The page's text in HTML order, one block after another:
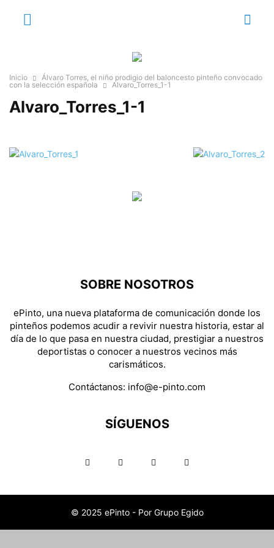
Inicio
Álvaro Torres, el niño prodigio del baloncesto pinteño convocado
con la selección española
Alvaro_Torres_1-1
Alvaro_Torres_1-1
SOBRE NOSOTROS
ePinto, una nueva plataforma de comunicación donde los
pinteños podemos acudir a revivir nuestra historia, estar al
día de lo que pasa en nuestra ciudad, prestigiar a nuestros
deportistas o conocer a nuestros vecinos más
carismáticos.
Contáctanos: info@e-pinto.com
SÍGUENOS
© 2025 ePinto - Por Grupo Egido